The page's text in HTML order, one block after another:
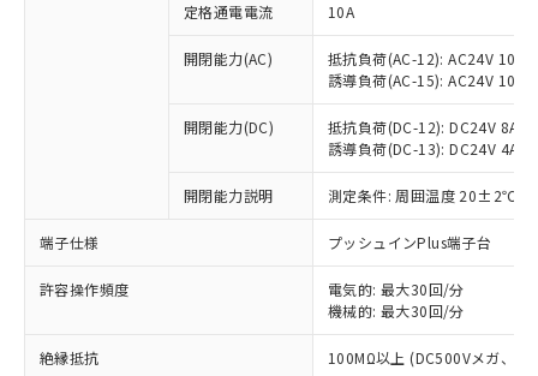
定格通電電流 10A
開閉能力(AC)
抵抗負荷(AC-12): AC24V 10A/
誘導負荷(AC-15): AC24V
開閉能力(DC)
抵抗負荷(DC-12): DC24V 8A/
誘導負荷(DC-13): DC24V 4A/
開閉能力説明 測定条件: 周囲温度 20±2℃、
端子仕様 プッシュインPlus端子台
許容操作頻度
電気的: 最大30回/分
機械的: 最大30回/分
絶縁抵抗 100MΩ以上 (DC500Vメガ、点
以下の条件をお読みいただき、同意のうえ
ご利用ください。
商品の当社在庫状況および標準価格
(税抜)を提供させていただくもので
当社制御機器事業取扱商品の中には、
本サービスの対象外となる商品もある
ことをご了承ください。
在庫状況および標準価格照会結果は、
記載している更新日時点での社内デー
タに基づき作成されるものであり、閲
覧された時点での実際の在庫および標
対応予定なし：EU RoHS指令（10物質）の
非含有に非対応の商品で、対応品を出す予
調査・確認中：EU RoHS指令（10物質）の
非含有の対応状況を調査中または確認中の
非該当品：ライセンス料など無形物で、有
害物質有無と関係のない商品です。
仕入先様の事情により、非含有部品として
いたものが、含有品と判明した場合などや
むを得ず変更することがあります。
ミウム(Cd) 100ppm以下、
※1 中国RoHS○×表
「○」：最大均質材料含有率が中国RoHSの
基準値以下であることを示します。
「×」：最大均質材料含有率が中国RoHSの
基準値を超えていることを示します。
「－」：未確認です。当社販売部門へお問
い合わせください。
*中国RoHS10物質の基準値 (GB/T26572)：
Pb(鉛) :1000ppm、 Hg(水銀) : 1000ppm、 Cd(カドミウ
当社は、これら貴社製品のうち、外国
為替および外国貿易法に定める商品
（以下｢規制貨物等」という）を輸出
または国外への提供する場合は、日本
国政府の輸出許可(または役務取引許